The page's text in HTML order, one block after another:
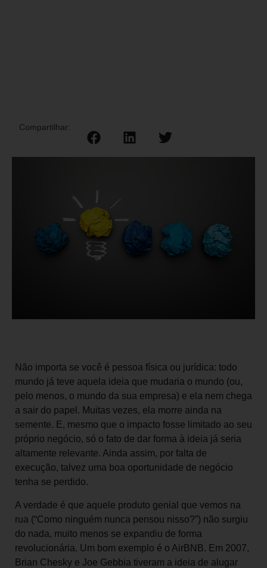
Compartilhar:
Não importa se você é pessoa física ou jurídica: todo
mundo já teve aquela ideia que mudaria o mundo (ou,
pelo menos, o mundo da sua empresa) e ela nem chega
a sair do papel. Muitas vezes, ela morre ainda na
semente. E, mesmo que o impacto fosse limitado ao seu
próprio negócio, só o fato de dar forma à ideia já seria
altamente relevante. Ainda assim, por falta de
execução, talvez uma boa oportunidade de negócio
tenha se perdido.
A verdade é que aquele produto genial que vemos na
rua (“Como ninguém nunca pensou nisso?”) não surgiu
do nada, muito menos se expandiu de forma
revolucionária. Um bom exemplo é o AirBNB. Em 2007,
Brian Chesky e Joe Gebbia tiveram a ideia de alugar